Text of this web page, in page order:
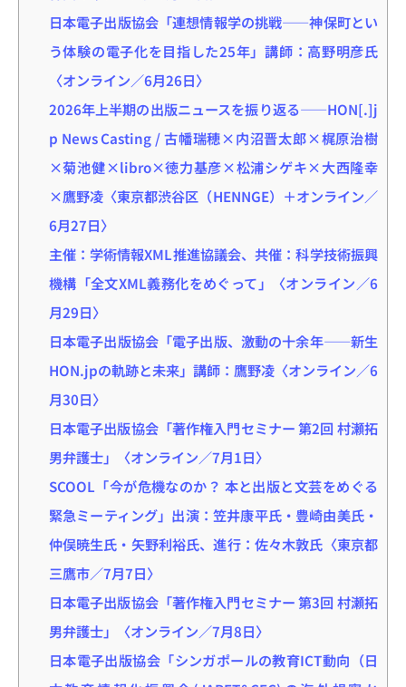
日本電子出版協会「連想情報学の挑戦――神保町とい
う体験の電子化を目指した25年」講師：高野明彦氏
〈オンライン／6月26日〉
2026年上半期の出版ニュースを振り返る――HON[.]j
p News Casting / 古幡瑞穂×内沼晋太郎×梶原治樹
×菊池健×libro×徳力基彦×松浦シゲキ×大西隆幸
×鷹野凌〈東京都渋谷区（HENNGE）＋オンライン／
6月27日〉
主催：学術情報XML推進協議会、共催：科学技術振興
機構「全文XML義務化をめぐって」〈オンライン／6
月29日〉
日本電子出版協会「電子出版、激動の十余年――新生
HON.jpの軌跡と未来」講師：鷹野凌〈オンライン／6
月30日〉
日本電子出版協会「著作権入門セミナー 第2回 村瀬拓
男弁護士」〈オンライン／7月1日〉
SCOOL「今が危機なのか？ 本と出版と文芸をめぐる
緊急ミーティング」出演：笠井康平氏・豊崎由美氏・
仲俣暁生氏・矢野利裕氏、進行：佐々木敦氏〈東京都
三鷹市／7月7日〉
日本電子出版協会「著作権入門セミナー 第3回 村瀬拓
男弁護士」〈オンライン／7月8日〉
日本電子出版協会「シンガポールの教育ICT動向（日